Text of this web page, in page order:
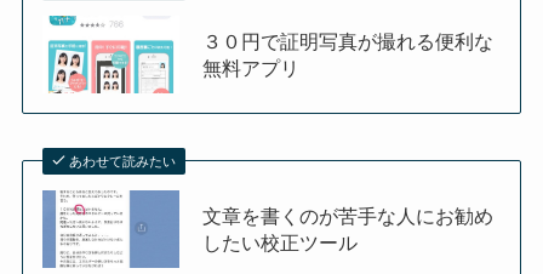
３０円で証明写真が撮れる便利な
無料アプリ
あわせて読みたい
文章を書くのが苦手な人にお勧め
したい校正ツール